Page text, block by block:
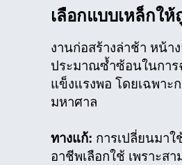
เลือกแบบเหล็กใ
งานก่อสร้างล่าช้า หน้า
ประมาณซ้ำซ้อนในการ
แข็งแรงพอ โดยเฉพาะ
มหาศาล
ทางแก้: การเปลี่ยนมา
อาชีพเลือกใช้ เพราะส